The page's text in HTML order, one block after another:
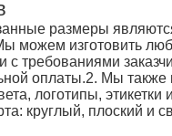
размеры
можем изготовить
с требованиями
оплаты.2. Мы
логотипы, этикетки
круглый, плоский и